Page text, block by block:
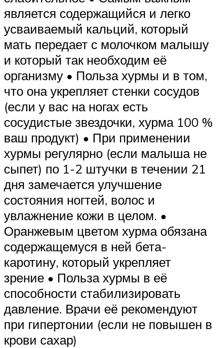
является содержащийся и легко
усваиваемый кальций, который
мать передает с молочком малышу
и который так необходим её
организму • Польза хурмы и в том,
что она укрепляет стенки сосудов
(если у вас на ногах есть
сосудистые звездочки, хурма 100 %
ваш продукт) • При применении
хурмы регулярно (если малыша не
сыпет) по 1-2 штучки в течении 21
дня замечается улучшение
состояния ногтей, волос и
увлажнение кожи в целом. •
Оранжевым цветом хурма обязана
содержащемуся в ней бета-
каротину, который укрепляет
зрение • Польза хурмы в её
способности стабилизировать
давление. Врачи её рекомендуют
при гипертонии (если не повышен в
крови сахар)